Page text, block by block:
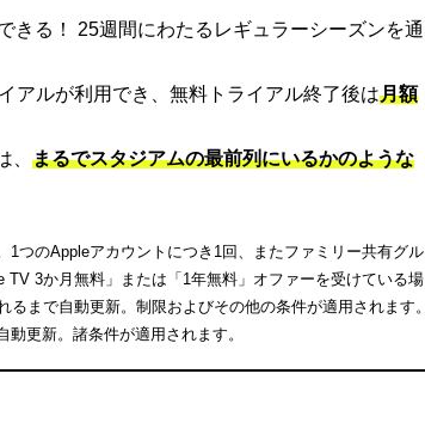
きる！ 25週間にわたるレギュラーシーズンを通
アルが利用でき、無料トライアル終了後は月額
まるでスタジアムの最前列にいるかのような
1つのAppleアカウントにつき1回、またファミリー共有グル
3か月無料」または「1年無料」オファーを受けている場
まで自動更新。制限およびその他の条件が適用されます。
更新。諸条件が適用されます。